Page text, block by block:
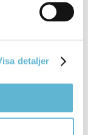
detaljer